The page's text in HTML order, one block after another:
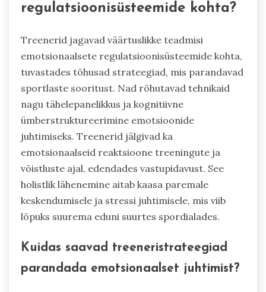
regulatsioonisüsteemide kohta?
Treenerid jagavad väärtuslikke teadmisi
emotsionaalsete regulatsioonisüsteemide kohta,
tuvastades tõhusad strateegiad, mis parandavad
sportlaste sooritust. Nad rõhutavad tehnikaid
nagu tähelepanelikkus ja kognitiivne
ümberstruktureerimine emotsioonide
juhtimiseks. Treenerid jälgivad ka
emotsionaalseid reaktsioone treeningute ja
võistluste ajal, edendades vastupidavust. See
holistlik lähenemine aitab kaasa paremale
keskendumisele ja stressi juhtimisele, mis viib
lõpuks suurema eduni suurtes spordialades.
Kuidas saavad treeneristrateegiad
parandada emotsionaalset juhtimist?